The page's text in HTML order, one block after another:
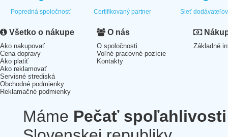
Popredná spoločnosť Certifikovaný partner Sieť dodávateľov
Všetko o nákupe
Ako nakupovať
Cena dopravy
Ako platiť
Ako reklamovať
Servisné strediská
Obchodné podmienky
Reklamačné podmienky
O nás
O spoločnosti
Voľné pracovné pozície
Kontakty
Základné
Máme Pečať spoľahlivosti